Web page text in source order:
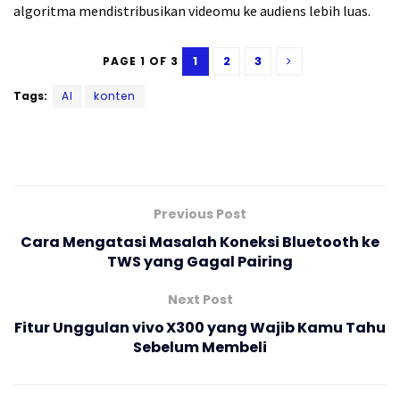
algoritma mendistribusikan videomu ke audiens lebih luas.
PAGE 1 OF 3 1 2 3
Tags: AI konten
Previous Post
Cara Mengatasi Masalah Koneksi Bluetooth ke
TWS yang Gagal Pairing
Next Post
Fitur Unggulan vivo X300 yang Wajib Kamu Tahu
Sebelum Membeli